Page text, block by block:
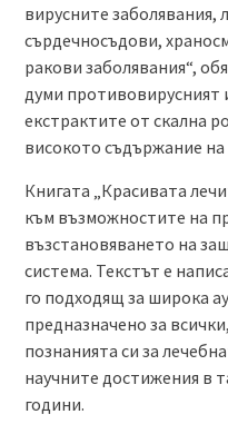
вирусните заболявания,
сърдечносъдови,
ракови заболявания“,
думи
екстрактите от скална
високото съдържание
Книгата „Красивата
към възможностите на
възстановяването на
система. Текстът е
го подходящ за широка
предназначено за
познанията си за
научните достижения в
години.